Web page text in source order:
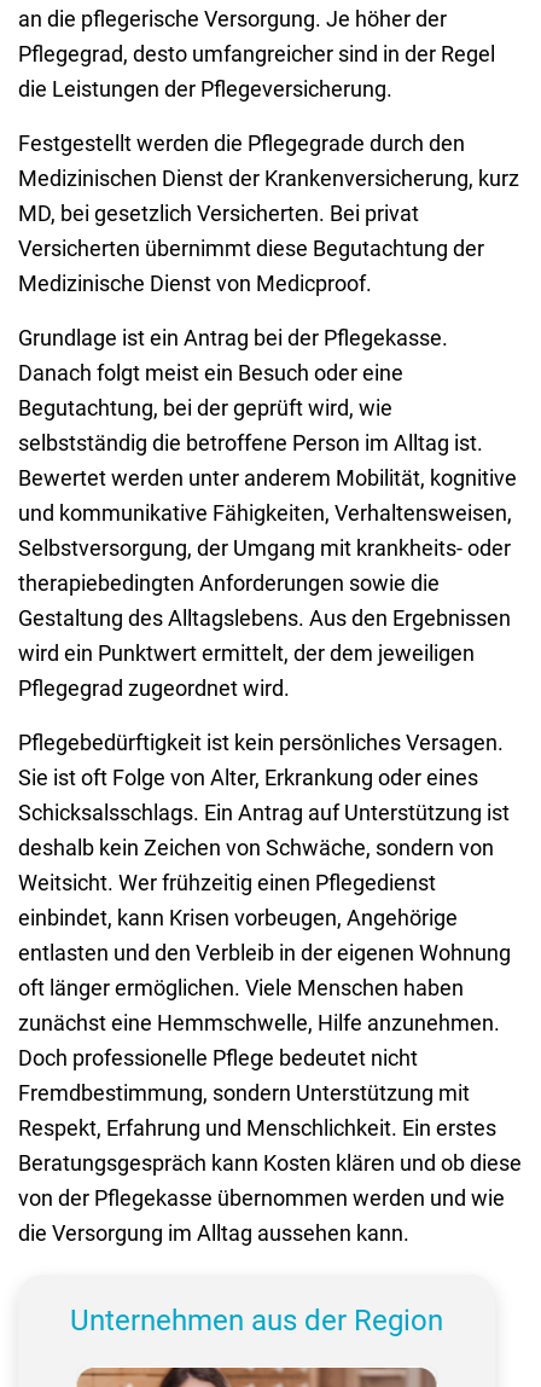
an die pflegerische Versorgung. Je höher der
Pflegegrad, desto umfangreicher sind in der Regel
die Leistungen der Pflegeversicherung.
Festgestellt werden die Pflegegrade durch den
Medizinischen Dienst der Krankenversicherung, kurz
MD, bei gesetzlich Versicherten. Bei privat
Versicherten übernimmt diese Begutachtung der
Medizinische Dienst von Medicproof.
Grundlage ist ein Antrag bei der Pflegekasse.
Danach folgt meist ein Besuch oder eine
Begutachtung, bei der geprüft wird, wie
selbstständig die betroffene Person im Alltag ist.
Bewertet werden unter anderem Mobilität, kognitive
und kommunikative Fähigkeiten, Verhaltensweisen,
Selbstversorgung, der Umgang mit krankheits- oder
therapiebedingten Anforderungen sowie die
Gestaltung des Alltagslebens. Aus den Ergebnissen
wird ein Punktwert ermittelt, der dem jeweiligen
Pflegegrad zugeordnet wird.
Pflegebedürftigkeit ist kein persönliches Versagen.
Sie ist oft Folge von Alter, Erkrankung oder eines
Schicksalsschlags. Ein Antrag auf Unterstützung ist
deshalb kein Zeichen von Schwäche, sondern von
Weitsicht. Wer frühzeitig einen Pflegedienst
einbindet, kann Krisen vorbeugen, Angehörige
entlasten und den Verbleib in der eigenen Wohnung
oft länger ermöglichen. Viele Menschen haben
zunächst eine Hemmschwelle, Hilfe anzunehmen.
Doch professionelle Pflege bedeutet nicht
Fremdbestimmung, sondern Unterstützung mit
Respekt, Erfahrung und Menschlichkeit. Ein erstes
Beratungsgespräch kann Kosten klären und ob diese
von der Pflegekasse übernommen werden und wie
die Versorgung im Alltag aussehen kann.
Unternehmen aus der Region